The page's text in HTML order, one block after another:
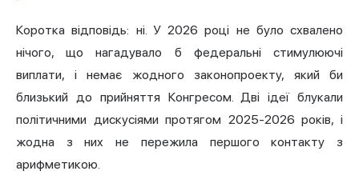
Коротка відповідь: ні. У 2026 році не було схвалено
нічого, що нагадувало б федеральні стимулюючі
виплати, і немає жодного законопроекту, який би
близький до прийняття Конгресом. Дві ідеї блукали
політичними дискусіями протягом 2025-2026 років, і
жодна з них не пережила першого контакту з
арифметикою.